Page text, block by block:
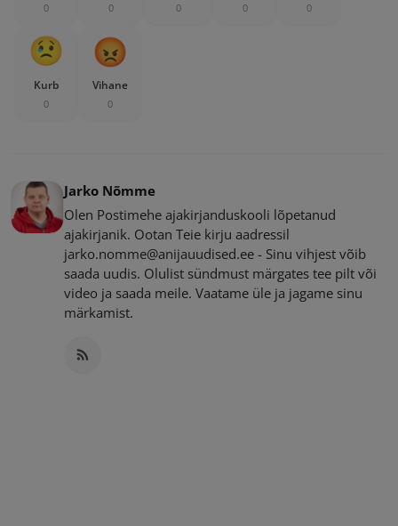
0 0 0 0 0
Kurb
0
Vihane
0
Jarko Nõmme
Olen Postimehe ajakirjanduskooli lõpetanud
ajakirjanik. Ootan Teie kirju aadressil
jarko.nomme@anijauudised.ee - Sinu vihjest võib
saada uudis. Olulist sündmust märgates tee pilt või
video ja saada meile. Vaatame üle ja jagame sinu
märkamist.